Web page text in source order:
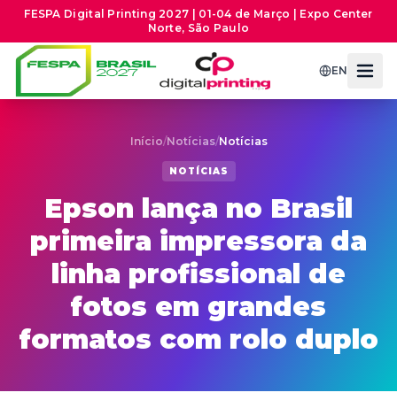
FESPA Digital Printing 2027 | 01-04 de Março | Expo Center
Norte, São Paulo
EN
Início/Notícias/Notícias
NOTÍCIAS
Epson lança no Brasil
primeira impressora da
linha profissional de
fotos em grandes
formatos com rolo duplo